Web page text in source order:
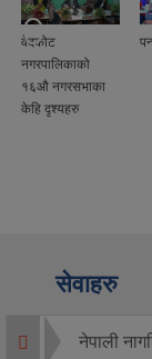
वेदकोट
नगरपालिकाको
१६औ नगरसभाका
केहि दृश्यहरु
सेवाहरु
नेपाली